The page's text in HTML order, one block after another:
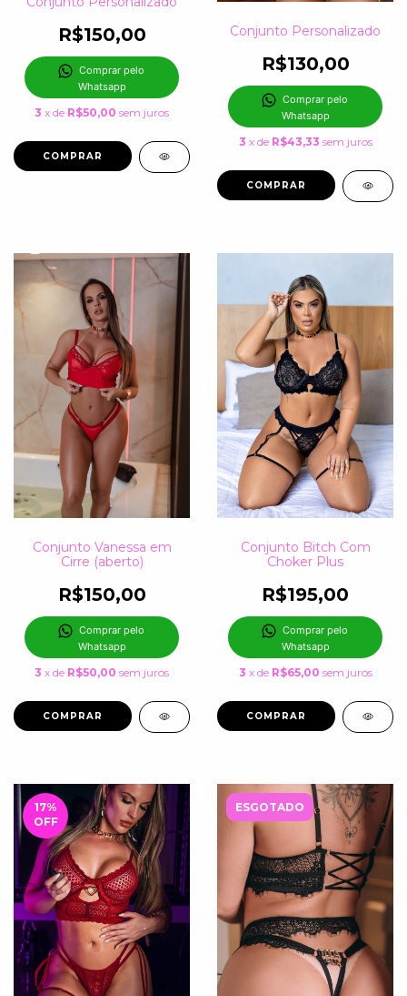
R$150,00
Comprar pelo
Whatsapp
3 x de R$50,00 sem juros
COMPRAR
Conjunto Personalizado
R$130,00
Comprar pelo
Whatsapp
3 x de R$43,33 sem juros
COMPRAR
Conjunto Vanessa em
Cirre (aberto)
R$150,00
Comprar pelo
Whatsapp
3 x de R$50,00 sem juros
COMPRAR
Conjunto Bitch Com
Choker Plus
R$195,00
Comprar pelo
Whatsapp
3 x de R$65,00 sem juros
COMPRAR
17%
OFF
ESGOTADO